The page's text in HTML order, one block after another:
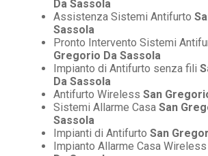
Da Sassola
Assistenza Sistemi Antifurto
Sassola
Pronto Intervento Sistemi
Gregorio Da Sassola
Impianto di Antifurto senza fili
Da Sassola
Antifurto Wireless San
Sistemi Allarme Casa San
Sassola
Impianti di Antifurto San
Impianto Allarme Casa Wireless